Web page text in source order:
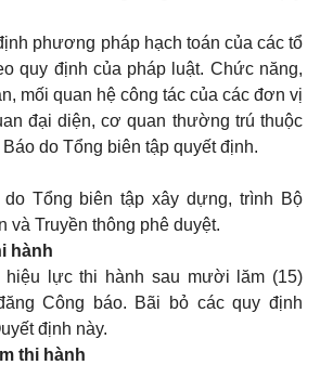
phương pháp hạch toán của các tổ
quy định của pháp luật. Chức năng,
mối quan hệ công tác của các đơn vị
đại diện, cơ quan thường trú thuộc
do Tổng biên tập quyết định.
Tổng biên tập xây dựng, trình Bộ
và Truyền thông phê duyệt.
hành
hiệu lực thi hành sau mười lăm (15)
Công báo. Bãi bỏ các quy định
định này.
thi hành